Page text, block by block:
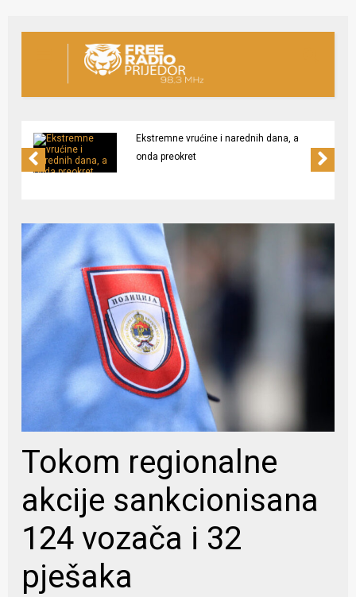
Ekstremne vrućine i narednih dana, a
onda preokret
Tokom regionalne
akcije sankcionisana
124 vozača i 32
pješaka